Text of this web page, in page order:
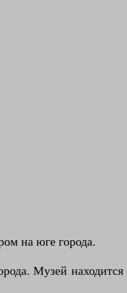
на юге города.
Музей